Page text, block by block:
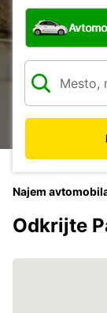
Katera vrsta
Najem
Odkrijte